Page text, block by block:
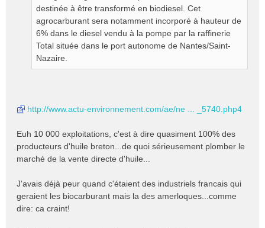
destinée à être transformé en biodiesel. Cet
agrocarburant sera notamment incorporé à hauteur de
6% dans le diesel vendu à la pompe par la raffinerie
Total située dans le port autonome de Nantes/Saint-
Nazaire.
http://www.actu-environnement.com/ae/ne ... _5740.php4
Euh 10 000 exploitations, c'est à dire quasiment 100% des
producteurs d'huile breton...de quoi sérieusement plomber le
marché de la vente directe d'huile...
J'avais déjà peur quand c'étaient des industriels francais qui
geraient les biocarburant mais la des amerloques...comme
dire: ca craint!